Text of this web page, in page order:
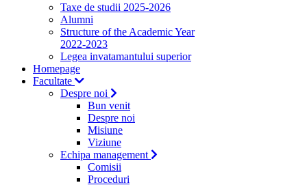
Taxe de studii 2025-2026
Alumni
Structure of the Academic Year
2022-2023
Legea invatamantului superior
Homepage
Facultate
Despre noi
Bun venit
Despre noi
Misiune
Viziune
Echipa management
Comisii
Proceduri